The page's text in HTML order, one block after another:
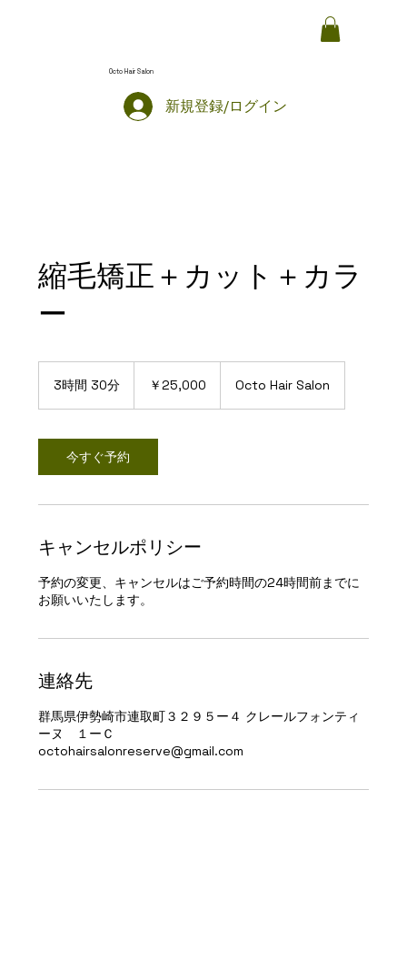
Octo Hair Salon
新規登録/ログイン
縮毛矯正＋カット＋カラ
ー
3時間 30分
3
0
分
￥25,000 Octo Hair Salon
今すぐ予約
キャンセルポリシー
予約の変更、キャンセルはご予約時間の24時間前までに
お願いいたします。
連絡先
群馬県伊勢崎市連取町３２９５ー４ クレールフォンティ
ーヌ １ーＣ
octohairsalonreserve@gmail.com